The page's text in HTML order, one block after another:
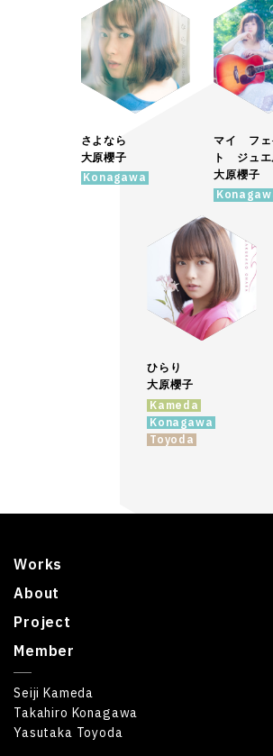
さよなら
大原櫻子
Konagawa
マイ フェ
ト ジュエ
大原櫻子
ひらり
大原櫻子
Kameda
Konagawa
Toyoda
Works
About
Project
Member
Seiji Kameda
Takahiro Konagawa
Yasutaka Toyoda